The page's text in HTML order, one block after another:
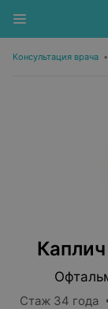
Консультация врача •
Стаж 34 года